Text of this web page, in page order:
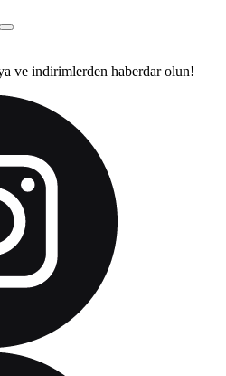
ve indirimlerden haberdar olun!